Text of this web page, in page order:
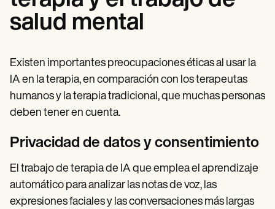
salud mental
Existen importantes preocupaciones éticas al usar la
IA en la terapia, en comparación con los terapeutas
humanos y la terapia tradicional, que muchas personas
deben tener en cuenta.
Privacidad de datos y consentimiento
El trabajo de terapia de IA que emplea el aprendizaje
automático para analizar las notas de voz, las
expresiones faciales y las conversaciones más largas